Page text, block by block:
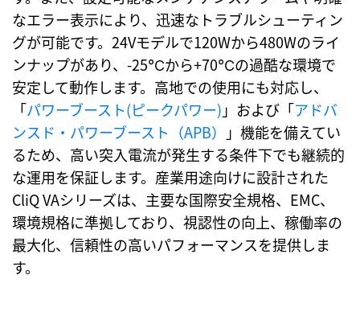
なエラー表示により、迅速なトラブルシューティン
グが可能です。24Vモデルで120Wから480Wのライ
ンナップがあり、-25℃から+70℃の過酷な環境で
安定して動作します。高地での使用にも対応し、
「パワーブースト(ピークパワー) 」および「アドバ
ンスド・パワーブースト（APB）
」機能を備えてい
るため、高い突入電流が発生する条件下でも継続的
な運用を保証します。産業用途向けに設計された
CliQ VAシリーズは、主要な国際安全規格、EMC、
環境規格に準拠しており、視認性の向上、稼働率の
最大化、信頼性の高いパフォーマンスを提供しま
す。